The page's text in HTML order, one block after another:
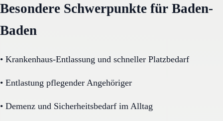
Besondere Schwerpunkte für Baden-
Baden
• Krankenhaus-Entlassung und schneller Platzbedarf
• Entlastung pflegender Angehöriger
• Demenz und Sicherheitsbedarf im Alltag